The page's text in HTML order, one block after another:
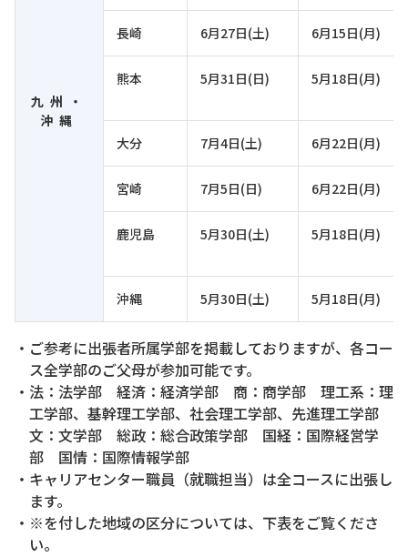
九州・
沖縄
長崎 6月27日(土) 6月15日(月)
熊本 5月31日(日) 5月18日(月)
大分 7月4日(土) 6月22日(月)
宮崎 7月5日(日) 6月22日(月)
鹿児島 5月30日(土) 5月18日(月)
沖縄 5月30日(土) 5月18日(月)
・ご参考に出張者所属学部を掲載しておりますが、各コー
ス全学部のご父母が参加可能です。
・法：法学部 経済：経済学部 商：商学部 理工系：理
工学部、基幹理工学部、社会理工学部、先進理工学部
文：文学部 総政：総合政策学部 国経：国際経営学
部 国情：国際情報学部
・キャリアセンター職員（就職担当）は全コースに出張し
ます。
・※を付した地域の区分については、下表をご覧くださ
い。